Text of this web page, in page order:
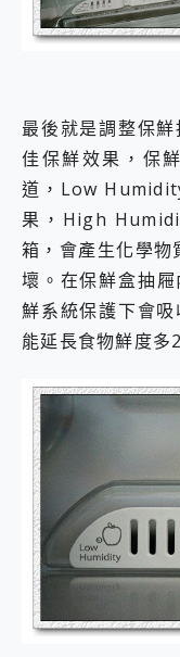
最後就是調整保
佳保鮮效果，保
道，Low
果，High
箱，會產生化學
壞。在保鮮盒抽
鮮系統保護下會
能延長食物鮮度多